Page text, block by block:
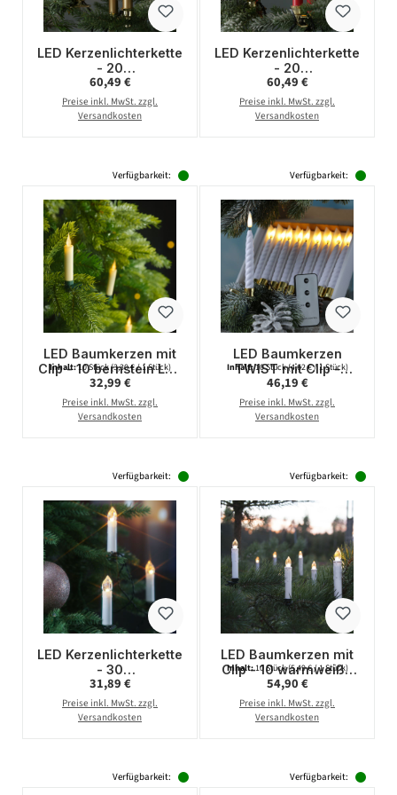
LED Kerzenlichterkette
- 20
Christbaumkerzen -
Weihnachtsbaumlichte
rkette - L: 9,5m -
Regulärer Preis:
60,49 €
Preise inkl. MwSt. zzgl.
Versandkosten
LED Kerzenlichterkette
- 20
Christbaumkerzen -
Weihnachtsbaumlichte
rkette - L: 9,5m -
Regulärer Preis:
60,49 €
Preise inkl. MwSt. zzgl.
Versandkosten
Verfügbarkeit:
LED Baumkerzen mit
Clip - 10 bernstein LED
- kabellos -
Fernbedienung -
Timer - für Innen -
Inhalt:10 Stück(3,30 € / 1 Stück)
Regulärer Preis:
32,99 €
Preise inkl. MwSt. zzgl.
Versandkosten
Verfügbarkeit:
LED Baumkerzen
TWIST mit Clip -
kabellos -
Fernbedienung -Timer
- für Innen - weiß -
Inhalt:10 Stück(4,62 € / 1 Stück)
Regulärer Preis:
46,19 €
Preise inkl. MwSt. zzgl.
Versandkosten
Verfügbarkeit:
LED Kerzenlichterkette
- 30
Christbaumkerzen -
Weihnachtsbaumlichte
rkette - Timer - L:
Regulärer Preis:
31,89 €
Preise inkl. MwSt. zzgl.
Versandkosten
Verfügbarkeit:
LED Baumkerzen mit
Clip - 10 warmweiße
LED - kabellos -
Fernbedienung -
Timer - für Außen -
Inhalt:10 Stück(5,49 € / 1 Stück)
Regulärer Preis:
54,90 €
Preise inkl. MwSt. zzgl.
Versandkosten
Verfügbarkeit: Verfügbarkeit: